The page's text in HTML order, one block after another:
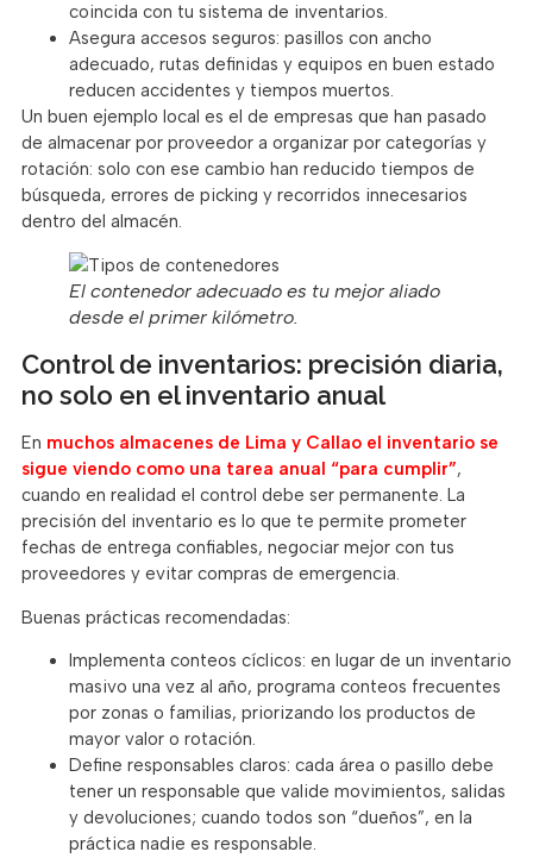
coincida con tu sistema de inventarios.
Asegura accesos seguros: pasillos con ancho
adecuado, rutas definidas y equipos en buen estado
reducen accidentes y tiempos muertos.
Un buen ejemplo local es el de empresas que han pasado
de almacenar por proveedor a organizar por categorías y
rotación: solo con ese cambio han reducido tiempos de
búsqueda, errores de picking y recorridos innecesarios
dentro del almacén.
El contenedor adecuado es tu mejor aliado
desde el primer kilómetro.
Control de inventarios: precisión diaria,
no solo en el inventario anual
En muchos almacenes de Lima y Callao el inventario se
sigue viendo como una tarea anual “para cumplir”,
cuando en realidad el control debe ser permanente. La
precisión del inventario es lo que te permite prometer
fechas de entrega confiables, negociar mejor con tus
proveedores y evitar compras de emergencia.
Buenas prácticas recomendadas:
Implementa conteos cíclicos: en lugar de un inventario
masivo una vez al año, programa conteos frecuentes
por zonas o familias, priorizando los productos de
mayor valor o rotación.
Define responsables claros: cada área o pasillo debe
tener un responsable que valide movimientos, salidas
y devoluciones; cuando todos son “dueños”, en la
práctica nadie es responsable.